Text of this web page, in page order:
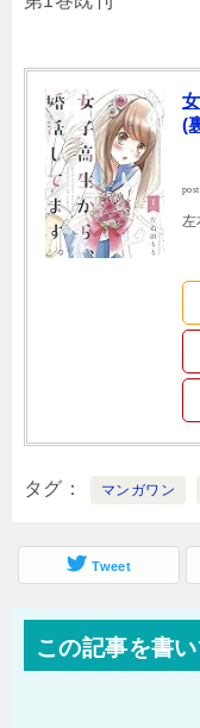
(
左
タグ マンガワン
Tweet
この記事を書